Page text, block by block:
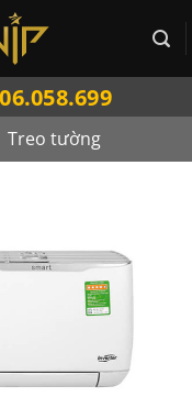
Treo tường